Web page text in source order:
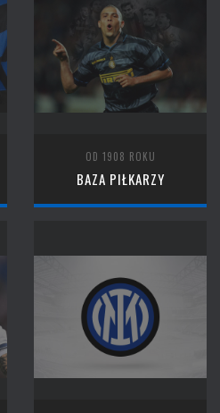
OD 1908 ROKU
BAZA PIŁKARZY